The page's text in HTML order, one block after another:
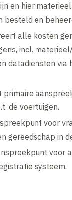
en hier
besteld en
alle kosten
incl.
datadiensten via
primaire
de voertuigen.
voor
gereedschap in
voor
systeem.